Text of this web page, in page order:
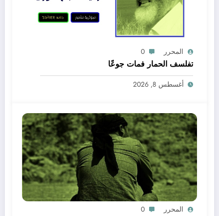
المحرر 0
تفلسف الحمار فمات جوعًا
أغسطس 8, 2026
المحرر 0